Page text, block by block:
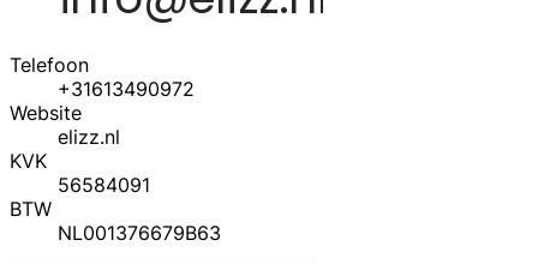
Telefoon
+31613490972
Website
elizz.nl
KVK
56584091
BTW
NL001376679B63